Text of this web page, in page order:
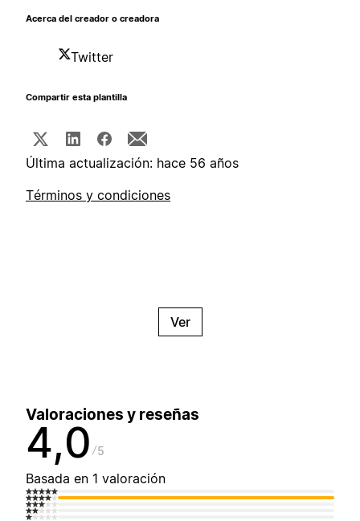
Acerca del creador o creadora
Twitter
Compartir esta plantilla
Última actualización: hace 56 años
Términos y condiciones
Ver
Valoraciones y reseñas
4,0 5
Basada en 1 valoración